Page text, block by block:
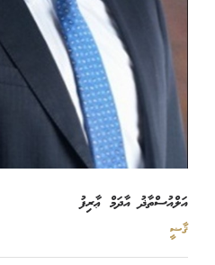
އަލްއުސްތާޛު އާދަމް ޢާރިފު
ޤާޟީ